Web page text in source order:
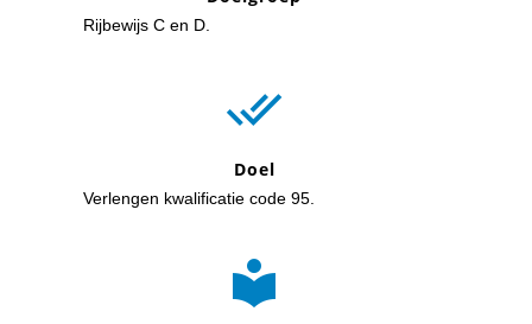
Rijbewijs C en D.

Doel
Verlengen kwalificatie code 95.
